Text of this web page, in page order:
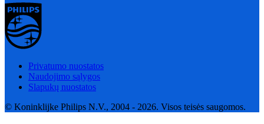
Privatumo nuostatos
Naudojimo sąlygos
Slapukų nuostatos
© Koninklijke Philips N.V., 2004 - 2026. Visos teisės saugomos.